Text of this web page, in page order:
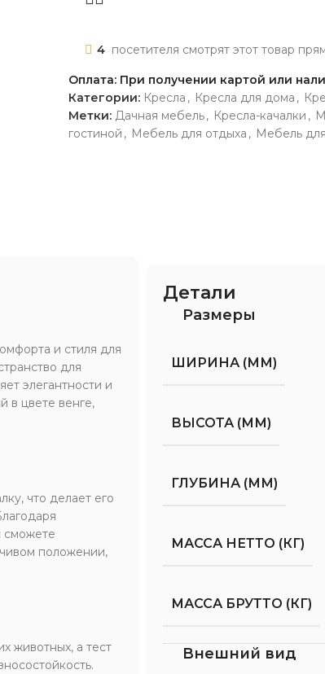
4 посетителя смотрят этот товар
Оплата: При получении картой или
Категории: Кресла , Кресла для дома ,
Метки: Дачная мебель, Кресла-качалки ,
гостиной , Мебель для отдыха , Мебель
и стиля для
для
элегантности и
в цвете венге,
что делает его
сможете
положении,
животных, а тест
Детали
Размеры
ШИРИНА (ММ)
ВЫСОТА (ММ)
ГЛУБИНА (ММ)
МАССА НЕТТО (КГ)
МАССА БРУТТО (КГ)
Внешний вид